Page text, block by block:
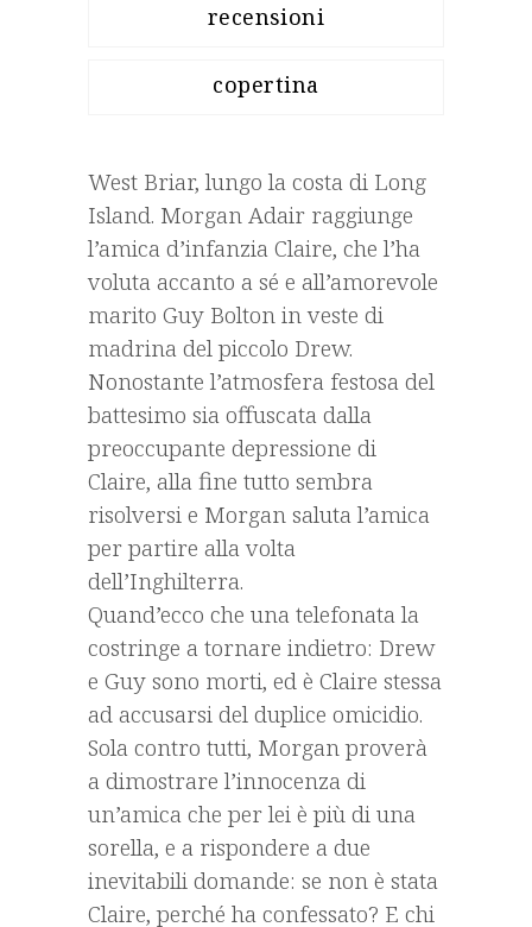
recensioni
copertina
West Briar, lungo la costa di Long
Island. Morgan Adair raggiunge
l’amica d’infanzia Claire, che l’ha
voluta accanto a sé e all’amorevole
marito Guy Bolton in veste di
madrina del piccolo Drew.
Nonostante l’atmosfera festosa del
battesimo sia offuscata dalla
preoccupante depressione di
Claire, alla fine tutto sembra
risolversi e Morgan saluta l’amica
per partire alla volta
dell’Inghilterra.
Quand’ecco che una telefonata la
costringe a tornare indietro: Drew
e Guy sono morti, ed è Claire stessa
ad accusarsi del duplice omicidio.
Sola contro tutti, Morgan proverà
a dimostrare l’innocenza di
un’amica che per lei è più di una
sorella, e a rispondere a due
inevitabili domande: se non è stata
Claire, perché ha confessato? E chi